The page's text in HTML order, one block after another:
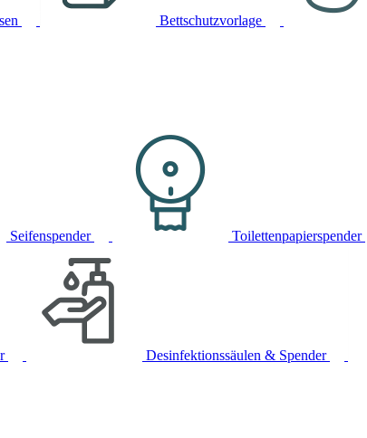
Bettschutzvorlage
Seifenspender Toilettenpapierspender
Desinfektionssäulen & Spender